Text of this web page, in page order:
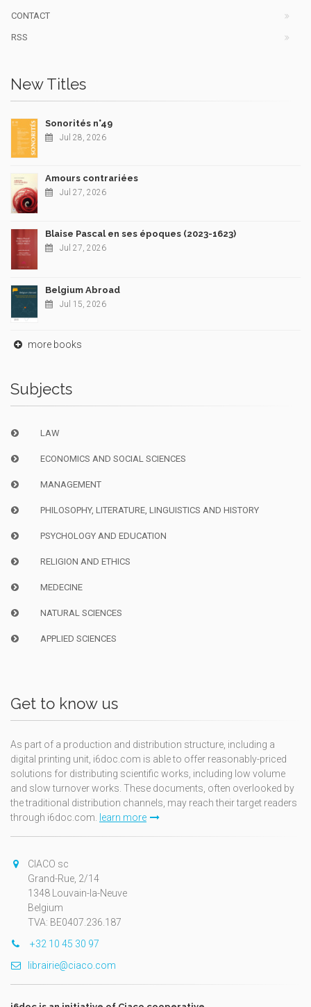
CONTACT
RSS
New Titles
Sonorités n°49
Jul 28, 2026
Amours contrariées
Jul 27, 2026
Blaise Pascal en ses époques (2023-1623)
Jul 27, 2026
Belgium Abroad
Jul 15, 2026
more books
Subjects
LAW
ECONOMICS AND SOCIAL SCIENCES
MANAGEMENT
PHILOSOPHY, LITERATURE, LINGUISTICS AND HISTORY
PSYCHOLOGY AND EDUCATION
RELIGION AND ETHICS
MEDECINE
NATURAL SCIENCES
APPLIED SCIENCES
Get to know us
As part of a production and distribution structure, including a
digital printing unit, i6doc.com is able to offer reasonably-priced
solutions for distributing scientific works, including low volume
and slow turnover works. These documents, often overlooked by
the traditional distribution channels, may reach their target readers
through i6doc.com.
learn more
CIACO sc
Grand-Rue, 2/14
1348 Louvain-la-Neuve
Belgium
TVA: BE0407.236.187
+32 10 45 30 97
librairie@ciaco.com